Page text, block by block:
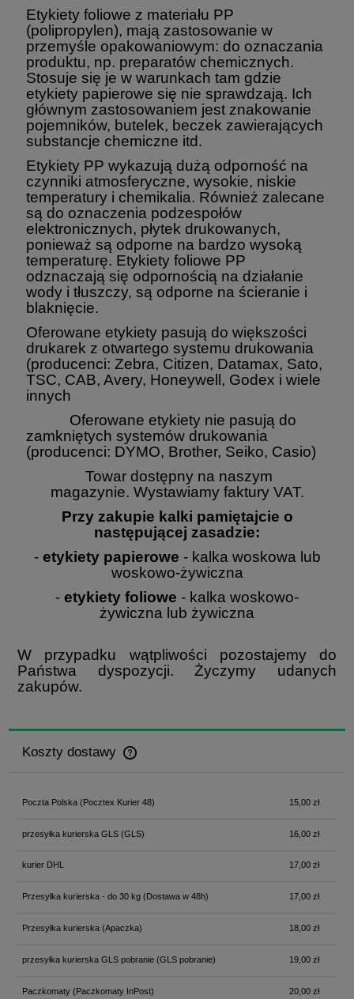
Etykiety foliowe z materiału PP
(polipropylen), mają zastosowanie w
przemyśle opakowaniowym: do oznaczania
produktu, np. preparatów chemicznych.
Stosuje się je w warunkach tam gdzie
etykiety papierowe się nie sprawdzają. Ich
głównym zastosowaniem jest znakowanie
pojemników, butelek, beczek zawierających
substancje chemiczne itd.
Etykiety PP wykazują dużą odporność na
czynniki atmosferyczne, wysokie, niskie
temperatury i chemikalia. Również zalecane
są do oznaczenia podzespołów
elektronicznych, płytek drukowanych,
ponieważ są odporne na bardzo wysoką
temperaturę. Etykiety foliowe PP
odznaczają się odpornością na działanie
wody i tłuszczy, są odporne na ścieranie i
blaknięcie.
Oferowane etykiety pasują do większości
drukarek z otwartego systemu drukowania
(producenci: Zebra, Citizen, Datamax, Sato,
TSC, CAB, Avery, Honeywell, Godex i wiele
innych
Oferowane etykiety nie pasują do
zamkniętych systemów drukowania
(producenci: DYMO, Brother, Seiko, Casio)
Towar dostępny na naszym
magazynie. Wystawiamy faktury VAT.
Przy zakupie kalki pamiętajcie o
następującej zasadzie:
- etykiety papierowe - kalka woskowa lub
woskowo-żywiczna
- etykiety foliowe - kalka woskowo-
żywiczna lub żywiczna
W przypadku wątpliwości pozostajemy do
Państwa dyspozycji. Życzymy udanych
zakupów.
Koszty dostawy
Cena nie zawiera ewentualnych kosztów płatności
Poczta Polska(Pocztex Kurier 48) 15,00 zł
przesyłka kurierska GLS(GLS) 16,00 zł
kurier DHL 17,00 zł
Przesyłka kurierska - do 30 kg(Dostawa w 48h) 17,00 zł
Przesyłka kurierska (Apaczka) 18,00 zł
przesyłka kurierska GLS pobranie(GLS pobranie) 19,00 zł
Paczkomaty(Paczkomaty InPost) 20,00 zł